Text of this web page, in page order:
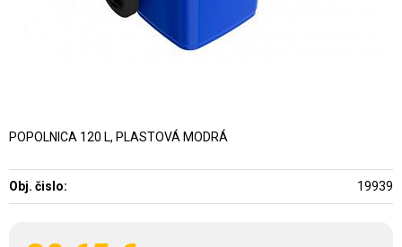
POPOLNICA 120 L, PLASTOVÁ MODRÁ
Obj. čislo: 19939